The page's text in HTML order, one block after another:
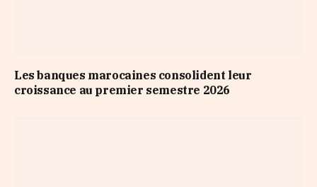
Les banques marocaines consolident leur
croissance au premier semestre 2026